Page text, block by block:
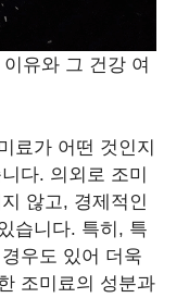
유와 그 건강 여
료가 어떤 것인지
다. 의외로 조미
않고, 경제적인
습니다. 특히, 특
우도 있어 더욱
조미료의 성분과